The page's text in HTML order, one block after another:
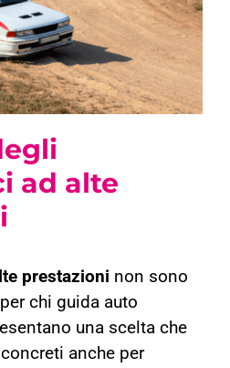
ad alte
prestazioni non sono
chi guida auto
una scelta che
anche per